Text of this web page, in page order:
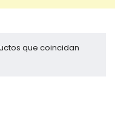
que coincidan